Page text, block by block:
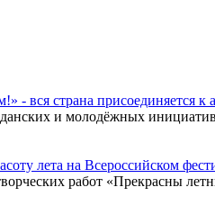
- вся страна присоединяется к
и молодёжных
лета на Всероссийском
работ «Прекрасны